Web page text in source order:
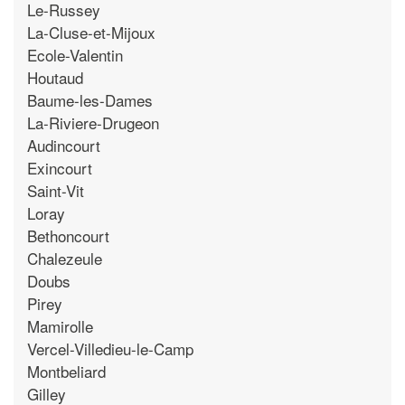
Le-Russey
La-Cluse-et-Mijoux
Ecole-Valentin
Houtaud
Baume-les-Dames
La-Riviere-Drugeon
Audincourt
Exincourt
Saint-Vit
Loray
Bethoncourt
Chalezeule
Doubs
Pirey
Mamirolle
Vercel-Villedieu-le-Camp
Montbeliard
Gilley